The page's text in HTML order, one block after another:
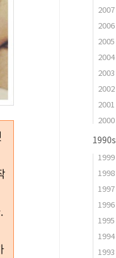
2007
2006
2005
2004
2003
2002
2001
2000
1990s
1999
1998
1997
1996
1995
1994
1993